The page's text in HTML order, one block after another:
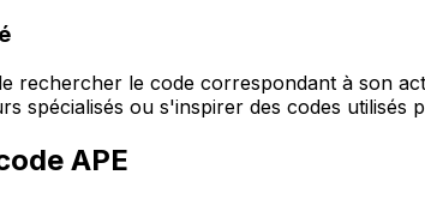
rechercher le code correspondant à son
spécialisés ou s'inspirer des codes utilisés
APE